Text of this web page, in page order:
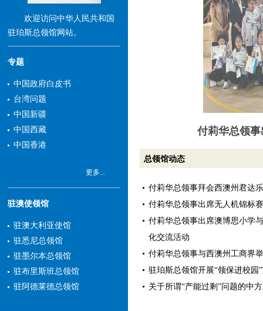
欢迎访问中华人民共和国
驻珀斯总领馆网站。
专题
中国政府白皮书
台湾问题
中国新疆
中国西藏
中国香港
更多...
驻澳使领馆
驻澳大利亚使馆
驻悉尼总领馆
驻墨尔本总领馆
驻布里斯班总领馆
驻阿德莱德总领馆
付莉华总领
总领馆动态
付莉华总领事拜会西澳州君达
付莉华总领事出席无人机锦标
付莉华总领事出席澳博思小学
化交流活动
付莉华总领事与西澳州工商界
驻珀斯总领馆开展“领保进校园
关于所谓“产能过剩”问题的中